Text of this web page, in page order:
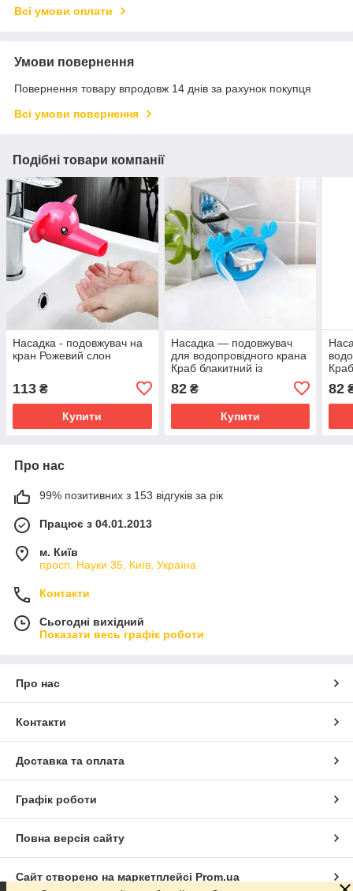
Всі умови оплати
Умови повернення
Повернення товару впродовж 14 днів за рахунок покупця
Всі умови повернення
Подібні товари компанії
Насадка - подовжувач на
кран Рожевий слон
113 ₴
Купити
Насадка — подовжувач
для водопровідного крана
Краб блакитний із
прозорим майданчиком
(23004)
82₴
Купити
82
Про нас
99% позитивних з 153 відгуків за рік
Працює з 04.01.2013
м. Київ
просп. Науки 35, Київ, Україна
Контакти
Сьогодні вихідний
Показати весь графік роботи
Про нас
Контакти
Доставка та оплата
Графік роботи
Повна версія сайту
Сайт створено на маркетплейсі Prom.ua